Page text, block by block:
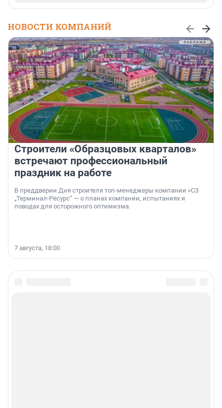
НОВОСТИ КОМПАНИЙ
Строители «Образцовых кварталов»
встречают профессиональный
праздник на работе
В преддверии Дня строителя топ-менеджеры компании «СЗ
„Терминал-Ресурс“ — о планах компании, испытаниях и
поводах для осторожного оптимизма.
7 августа, 18:00